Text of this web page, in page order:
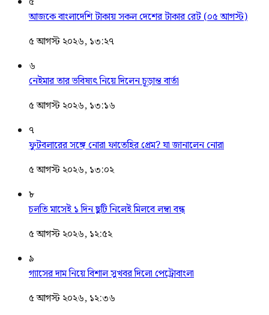
আজকে বাংলাদেশি টাকায় সকল দেশের টাকার রেট (০৫ আগস্ট)
৫ আগস্ট ২০২৬, ১৩:২৭
৬
নেইমার তার ভবিষ্যৎ নিয়ে দিলেন চূড়ান্ত বার্তা
৫ আগস্ট ২০২৬, ১৩:১৬
৭
ফুটবলারের সঙ্গে নোরা ফাতেহির প্রেম? যা জানালেন নোরা
৫ আগস্ট ২০২৬, ১৩:০২
৮
চলতি মাসেই ১ দিন ছুটি নিলেই মিলবে লম্বা বন্ধ
৫ আগস্ট ২০২৬, ১২:৫২
৯
গ্যাসের দাম নিয়ে বিশাল সুখবর দিলো পেট্রোবাংলা
৫ আগস্ট ২০২৬, ১২:৩৬